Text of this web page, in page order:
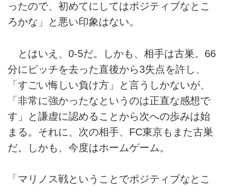
ったので、初めてにしてはポジティブなとこ
ろかな」と悪い印象はない。
とはいえ、0-5だ。しかも、相手は古巣。66
分にピッチを去った直後から3失点を許し、
「すごい悔しい負け方」と言うしかないが、
「非常に強かったなというのは正直な感想で
す」と謙虚に認めることから次への歩みは始
まる。それに、次の相手、FC東京もまた古巣
だ。しかも、今度はホームゲーム。
「マリノス戦ということでポジティブなとこ